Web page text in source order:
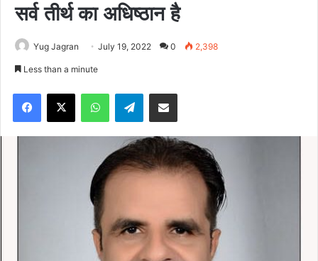
सर्व तीर्थ का अधिष्ठान है
Yug Jagran July 19, 2022 0 2,398
Less than a minute
Telegram